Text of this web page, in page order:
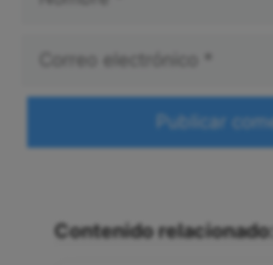
Contenido relacionado: